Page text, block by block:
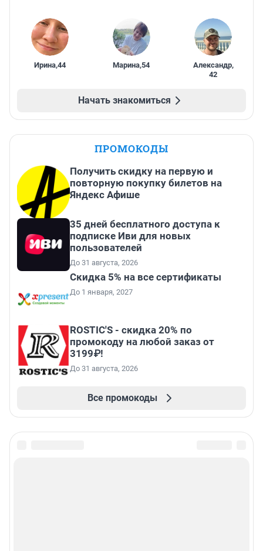
Ирина,44 Марина,54 Александр,
42
Начать знакомиться
ПРОМОКОДЫ
Получить скидку на первую и
повторную покупку билетов на
Яндекс Афише
35 дней бесплатного доступа к
подписке Иви для новых
пользователей
До 31 августа, 2026
Скидка 5% на все сертификаты
До 1 января, 2027
ROSTIC'S - скидка 20% по
промокоду на любой заказ от
3199₽!
До 31 августа, 2026
Все промокоды